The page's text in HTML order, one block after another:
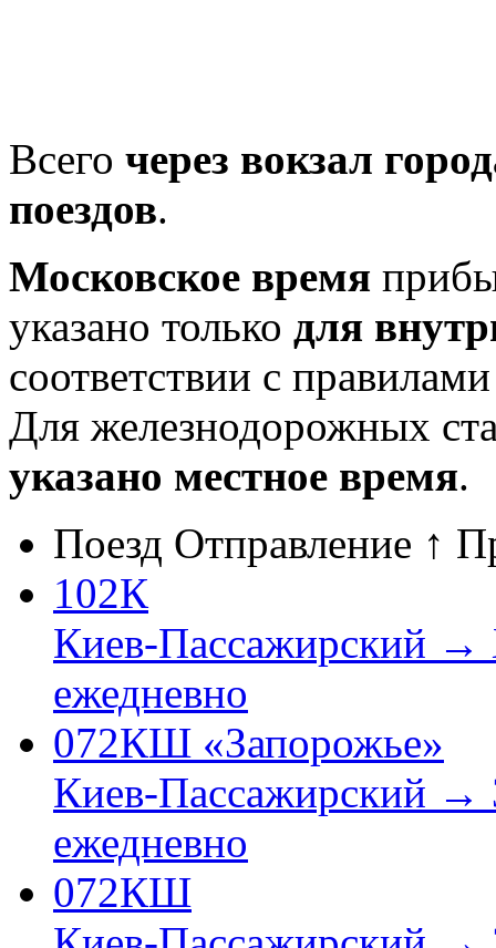
Всего через вокзал
поездов.
Московское время
указано только для
соответствии с
Для железнодорожных
указано местное время.
Поезд Отправление ↑
102К
Киев-Пассажирский →
ежедневно
072КШ «Запорожье»
Киев-Пассажирский →
ежедневно
072КШ